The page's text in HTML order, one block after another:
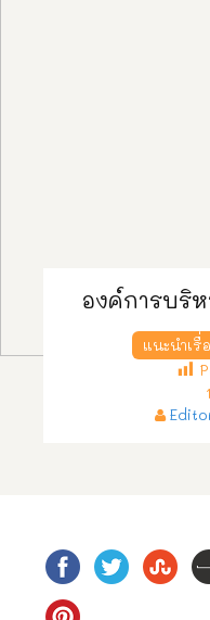
องค์การบริ
แนะนำเรื่